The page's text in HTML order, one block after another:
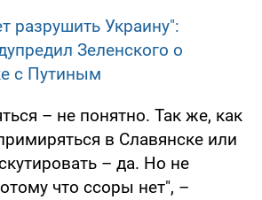
разрушить Украину":
Зеленского о
с Путиным
– не понятно. Так же, как
в Славянске или
– да. Но не
что ссоры нет", –